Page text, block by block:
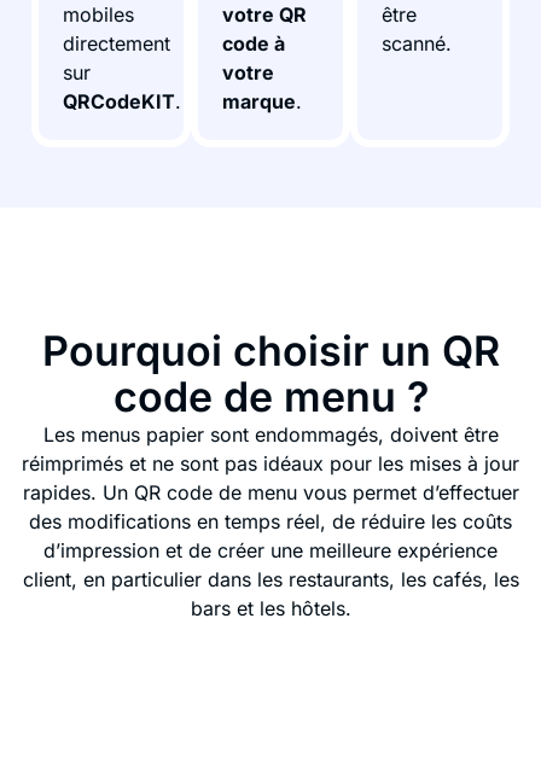
mobiles
directement
sur
QRCodeKIT.
votre QR
code à
votre
marque.
être
scanné.
Pourquoi choisir un QR
code de menu ?
Les menus papier sont endommagés, doivent être
réimprimés et ne sont pas idéaux pour les mises à jour
rapides. Un QR code de menu vous permet d’effectuer
des modifications en temps réel, de réduire les coûts
d’impression et de créer une meilleure expérience
client, en particulier dans les restaurants, les cafés, les
bars et les hôtels.